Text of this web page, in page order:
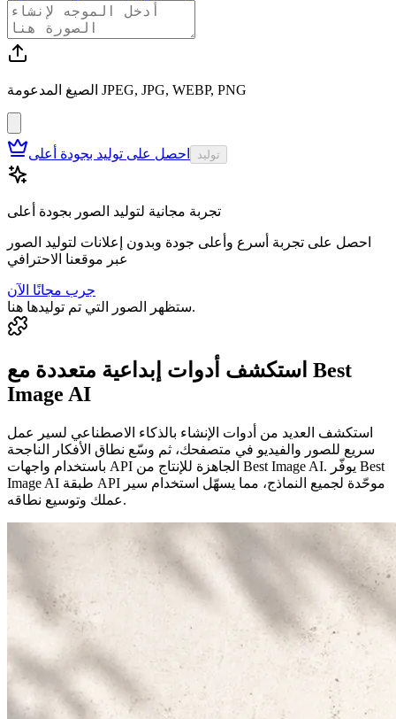
الصيغ المدعومة JPEG, JPG, WEBP, PNG
احصل على توليد بجودة أعلى توليد
تجربة مجانية لتوليد الصور بجودة أعلى
احصل على تجربة أسرع وأعلى جودة وبدون إعلانات لتوليد الصور
عبر موقعنا الاحترافي
جرب مجانًا الآن
ستظهر الصور التي تم توليدها هنا.
استكشف أدوات إبداعية متعددة مع Best
Image AI
استكشف العديد من أدوات الإنشاء بالذكاء الاصطناعي لسير عمل
سريع للصور والفيديو في متصفحك، ثم وسّع نطاق الأفكار الناجحة
باستخدام واجهات API الجاهزة للإنتاج من Best Image AI. يوفّر Best
Image AI طبقة API موحّدة لجميع النماذج، مما يسهّل استخدام سير
عملك وتوسيع نطاقه.